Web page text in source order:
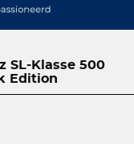
SL-Klasse 500
Edition